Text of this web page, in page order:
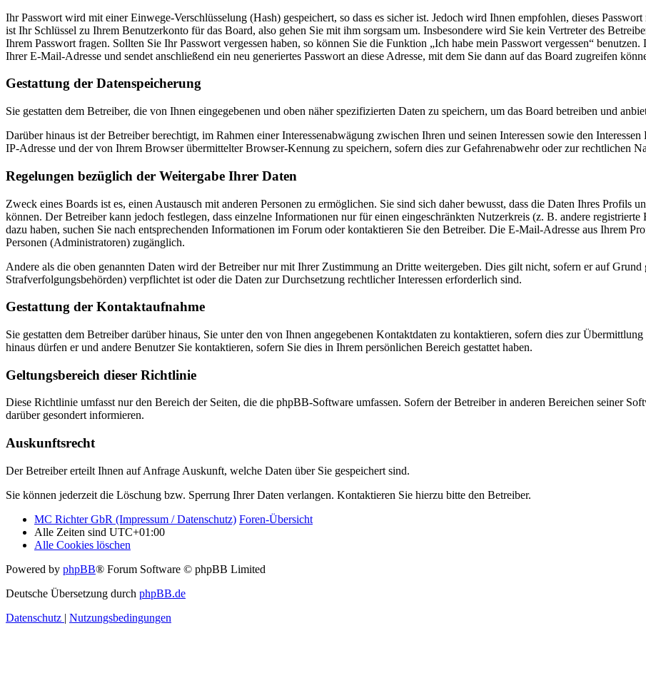
Ihr Passwort wird mit einer Einwege-Verschlüsselung (Hash) gespeichert, so dass es sicher ist. Jedoch wird Ihnen empfohlen, dieses
ist Ihr Schlüssel zu Ihrem Benutzerkonto für das Board, also gehen Sie mit ihm sorgsam um. Insbesondere wird Sie kein Vertreter des
Ihrem Passwort fragen. Sollten Sie Ihr Passwort vergessen haben, so können Sie die Funktion „Ich habe mein Passwort vergessen“
Ihrer E-Mail-Adresse und sendet anschließend ein neu generiertes Passwort an diese Adresse, mit dem Sie dann auf das Board zugreifen
Gestattung der Datenspeicherung
Sie gestatten dem Betreiber, die von Ihnen eingegebenen und oben näher spezifizierten Daten zu speichern, um das Board betreiben und
Darüber hinaus ist der Betreiber berechtigt, im Rahmen einer Interessenabwägung zwischen Ihren und seinen Interessen sowie den
IP-Adresse und der von Ihrem Browser übermittelter Browser-Kennung zu speichern, sofern dies zur Gefahrenabwehr oder zur rechtlichen
Regelungen bezüglich der Weitergabe Ihrer Daten
Zweck eines Boards ist es, einen Austausch mit anderen Personen zu ermöglichen. Sie sind sich daher bewusst, dass die Daten Ihres Profils
können. Der Betreiber kann jedoch festlegen, dass einzelne Informationen nur für einen eingeschränkten Nutzerkreis (z. B. andere
dazu haben, suchen Sie nach entsprechenden Informationen im Forum oder kontaktieren Sie den Betreiber. Die E-Mail-Adresse aus Ihrem
Personen (Administratoren) zugänglich.
Andere als die oben genannten Daten wird der Betreiber nur mit Ihrer Zustimmung an Dritte weitergeben. Dies gilt nicht, sofern er auf
Strafverfolgungsbehörden) verpflichtet ist oder die Daten zur Durchsetzung rechtlicher Interessen erforderlich sind.
Gestattung der Kontaktaufnahme
Sie gestatten dem Betreiber darüber hinaus, Sie unter den von Ihnen angegebenen Kontaktdaten zu kontaktieren, sofern dies zur
hinaus dürfen er und andere Benutzer Sie kontaktieren, sofern Sie dies in Ihrem persönlichen Bereich gestattet haben.
Geltungsbereich dieser Richtlinie
Diese Richtlinie umfasst nur den Bereich der Seiten, die die phpBB-Software umfassen. Sofern der Betreiber in anderen Bereichen seiner
darüber gesondert informieren.
Auskunftsrecht
Der Betreiber erteilt Ihnen auf Anfrage Auskunft, welche Daten über Sie gespeichert sind.
Sie können jederzeit die Löschung bzw. Sperrung Ihrer Daten verlangen. Kontaktieren Sie hierzu bitte den Betreiber.
MC Richter GbR (Impressum / Datenschutz) Foren-Übersicht
Alle Zeiten sind UTC+01:00
Alle Cookies löschen
Powered by phpBB® Forum Software © phpBB Limited
Deutsche Übersetzung durch phpBB.de
Datenschutz | Nutzungsbedingungen